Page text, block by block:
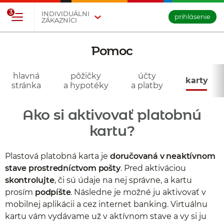
INDIVIDUÁLNI
ZÁKAZNÍCI
3
prihlásenie
Pomoc
hlavná
stránka
pôžičky
a hypotéky
účty
a platby
karty
Ako si aktivovať platobnú
kartu?
Plastová platobná karta je doručovaná v neaktívnom
stave prostredníctvom pošty. Pred aktiváciou
skontrolujte, či sú údaje na nej správne, a kartu
prosím podpíšte. Následne je možné ju aktivovať v
mobilnej aplikácii a cez internet banking. Virtuálnu
kartu vám vydávame už v aktívnom stave a vy si ju